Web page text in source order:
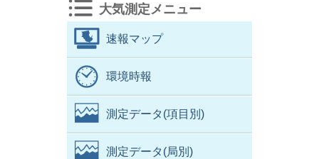
大気測定メニュー
速報マップ
環境時報
測定データ(項目別)
測定データ(局別)